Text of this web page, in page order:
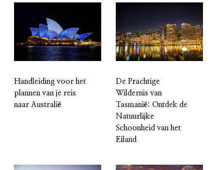
Handleiding voor het
plannen van je reis
naar Australië
De Prachtige
Wildernis van
Tasmanië: Ontdek de
Natuurlijke
Schoonheid van het
Eiland